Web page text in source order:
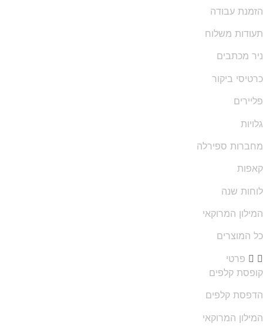
עבודה
משלוח
מכתבים
ביקור
ספירלה
שנה
המרוקאי
המוצרים
פרטי
קלפים
קלפים
המרוקאי